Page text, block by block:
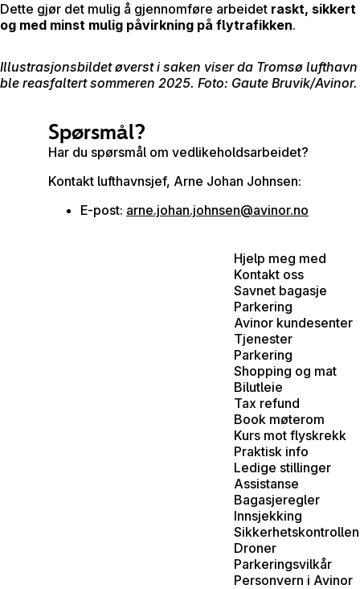
Dette gjør det mulig å gjennomføre arbeidet raskt, sikkert
og med minst mulig påvirkning på flytrafikken.
Illustrasjonsbildet øverst i saken viser da Tromsø lufthavn
ble reasfaltert sommeren 2025. Foto: Gaute Bruvik/Avinor.
Spørsmål?
Har du spørsmål om vedlikeholdsarbeidet?
Kontakt lufthavnsjef, Arne Johan Johnsen:
E-post: arne.johan.johnsen@avinor.no
Hjelp meg med
Kontakt oss
Savnet bagasje
Parkering
Avinor kundesenter
Tjenester
Parkering
Shopping og mat
Bilutleie
Tax refund
Book møterom
Kurs mot flyskrekk
Praktisk info
Ledige stillinger
Assistanse
Bagasjeregler
Innsjekking
Sikkerhetskontrollen
Droner
Parkeringsvilkår
Personvern i Avinor